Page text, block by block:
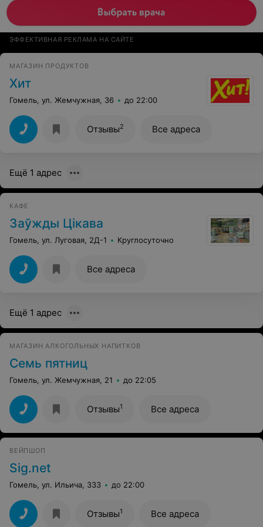
ЭФФЕКТИВНАЯ РЕКЛАМА НА САЙТЕ
МАГАЗИН ПРОДУКТОВ
Хит
Гомель, ул. Жемчужная, 36 до 22:00
Отзывы2 Все адреса
Ещё 1 адрес
КАФЕ
Заўжды Цікава
Гомель, ул. Луговая, 2Д-1 Круглосуточно
Все адреса
Ещё 1 адрес
МАГАЗИН АЛКОГОЛЬНЫХ НАПИТКОВ
Семь пятниц
Гомель, ул. Жемчужная, 21 до 22:05
Отзывы1 Все адреса
ВЕЙПШОП
Sig.net
Гомель, ул. Ильича, 333 до 22:00
Отзывы1 Все адреса